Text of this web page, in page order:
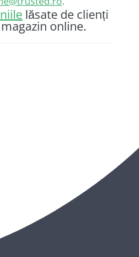
lăsate de clienți
online.